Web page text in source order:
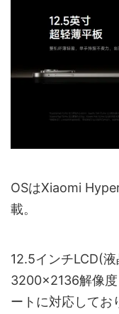
OSはXiaomi
載。
12.5インチLCD(液
3200×2136解像
ートに対応してお